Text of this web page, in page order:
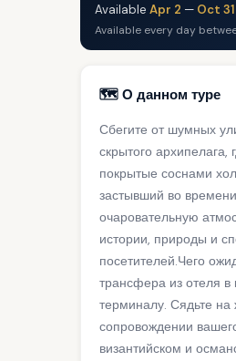
Available Apr 2 — Oct 31
Available every day
🗺️ О данном туре
Сбегите от шумных
скрытого
покрытые соснами
застывший во
очаровательную
истории, природы и
посетителей.Чего
трансфера из отеля
терминалу. Сядьте
сопровождении
византийском и